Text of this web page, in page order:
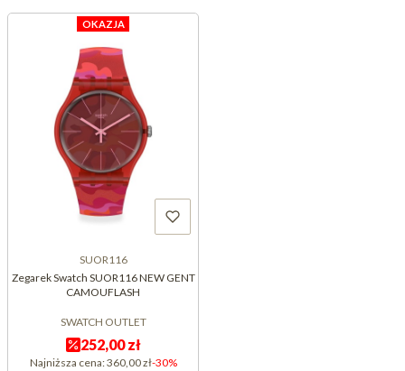
OKAZJA
SUOR116
Zegarek Swatch SUOR116 NEW GENT
CAMOUFLASH
SWATCH OUTLET
252,00 zł
Najniższa cena:360,00 zł-30%